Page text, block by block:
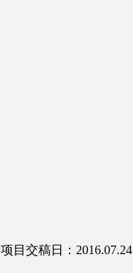
项目交稿日：2016.07.24